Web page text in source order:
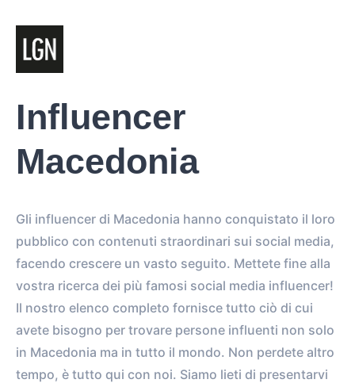
Influencer
Macedonia
Gli influencer di Macedonia hanno conquistato il loro
pubblico con contenuti straordinari sui social media,
facendo crescere un vasto seguito. Mettete fine alla
vostra ricerca dei più famosi social media influencer!
Il nostro elenco completo fornisce tutto ciò di cui
avete bisogno per trovare persone influenti non solo
in Macedonia ma in tutto il mondo. Non perdete altro
tempo, è tutto qui con noi. Siamo lieti di presentarvi